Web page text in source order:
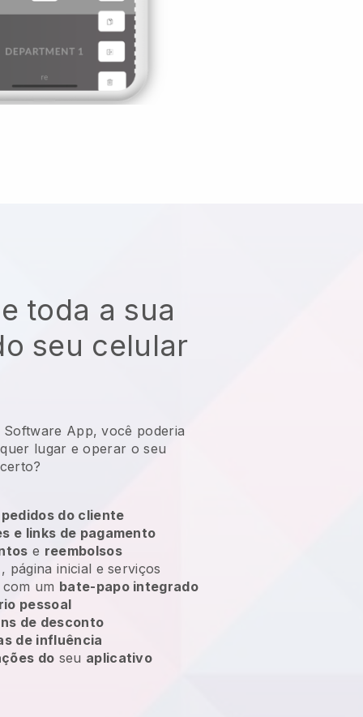
toda a sua
seu celular
App, você poderia
lugar eoperar o seu
do cliente
e links de pagamento
e reembolsos
página inicial e serviços
um bate-papo integrado
pessoal
de desconto
de influência
do seu aplicativo